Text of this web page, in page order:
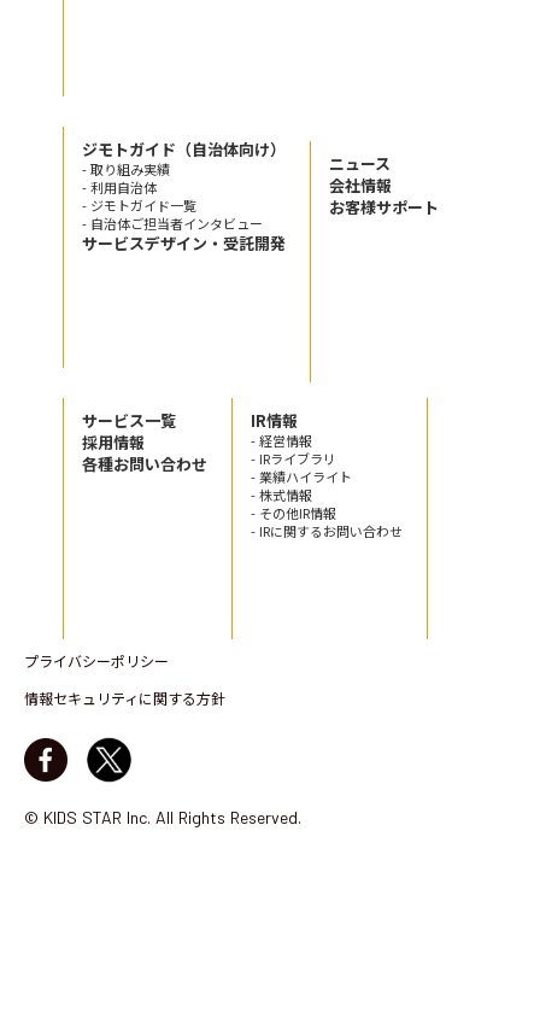
ジモトガイド（自治体向け）
- 取り組み実績
- 利用自治体
- ジモトガイド一覧
- 自治体ご担当者インタビュー
サービスデザイン・受託開発
ニュース
会社情報
お客様サポート
サービス一覧
採用情報
各種お問い合わせ
IR情報
- 経営情報
- IRライブラリ
- 業績ハイライト
- 株式情報
- その他IR情報
- IRに関するお問い合わせ
プライバシーポリシー
情報セキュリティに関する方針
© KIDS STAR Inc. All Rights Reserved.